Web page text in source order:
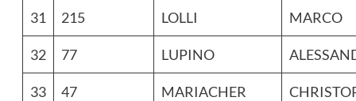
31 215 LOLLI MARCO
32 77 LUPINO
33 47 MARIACHER